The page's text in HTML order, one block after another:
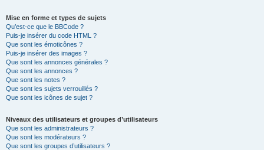
Mise en forme et types de sujets
Qu’est-ce que le BBCode ?
Puis-je insérer du code HTML ?
Que sont les émoticônes ?
Puis-je insérer des images ?
Que sont les annonces générales ?
Que sont les annonces ?
Que sont les notes ?
Que sont les sujets verrouillés ?
Que sont les icônes de sujet ?
Niveaux des utilisateurs et groupes d’utilisateurs
Que sont les administrateurs ?
Que sont les modérateurs ?
Que sont les groupes d’utilisateurs ?